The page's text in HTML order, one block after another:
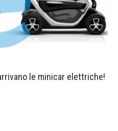
le minicar elettriche!